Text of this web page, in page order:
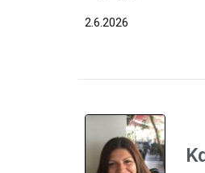
2.6.2026